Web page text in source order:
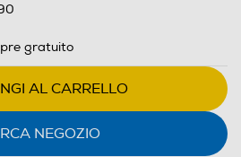
gratuito
AL CARRELLO
NEGOZIO